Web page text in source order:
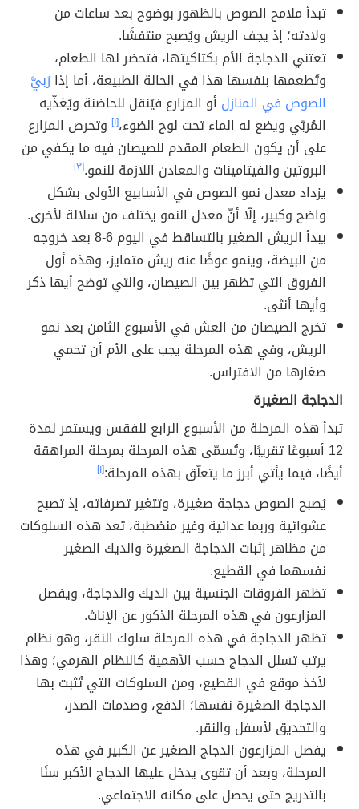
تبدأ ملامح الصوص بالظهور بوضوح بعد ساعات من
ولادته؛ إذ يجف الريش ويُصبح منتفشَا.
تعتني الدجاجة الأم بكتاكيتها، فتحضر لها الطعام،
وتُطعمها بنفسها هذا في الحالة الطبيعة، أما إذارُبيَّ
الصوص في المنازل أو المزارع فيُنقل للحاضنة ويُغذّيه
المُربّي ويضع له الماء تحت لوح الضوء،[١] وتحرص المزارع
على أن يكون الطعام المقدم للصيصان فيه ما يكفي من
البروتين والفيتامينات والمعادن اللازمة للنمو.[٣]
يزداد معدل نمو الصوص في الأسابيع الأولى بشكل
واضح وكبير، إلّا أنّ معدل النمو يختلف من سلالة لأخرى.
يبدأ الريش الصغير بالتساقط في اليوم 6-8 بعد خروجه
من البيضة، وينمو عوضًا عنه ريش متمايز، وهذه أول
الفروق التي تظهر بين الصيصان، والتي توضح أيها ذكر
وأيها أنثى.
تخرج الصيصان من العش في الأسبوع الثامن بعد نمو
الريش، وفي هذه المرحلة يجب على الأم أن تحمي
صغارها من الافتراس.
الدجاجة الصغيرة
تبدأ هذه المرحلة من الأسبوع الرابع للفقس ويستمر لمدة
12 أسبوعًا تقريبًا، وتُسمّى هذه المرحلة بمرحلة المراهقة
أيضًا، فيما يأتي أبرز ما يتعلّق بهذه المرحلة:[١]
يُصبح الصوص دجاجة صغيرة، وتتغير تصرفاته، إذ تصبح
عشوائية وربما عدائية وغير منضطبة، تعد هذه السلوكات
من مظاهر إثبات الدجاجة الصغيرة والديك الصغير
نفسهما في القطيع.
تظهر الفروقات الجنسية بين الديك والدجاجة، ويفصل
المزارعون في هذه المرحلة الذكور عن الإناث.
تظهر الدجاجة في هذه المرحلة سلوك النقر، وهو نظام
يرتب تسلل الدجاج حسب الأهمية كالنظام الهرمي؛ وهذا
لأخذ موقع في القطيع، ومن السلوكات التي تُثبت بها
الدجاجة الصغيرة نفسها؛ الدفع، وصدمات الصدر،
والتحديق لأسفل والنقر.
يفصل المزارعون الدجاج الصغير عن الكبير في هذه
المرحلة، وبعد أن تقوى يدخل عليها الدجاج الأكبر سنًا
بالتدريج حتى يحصل على مكانه الاجتماعي.